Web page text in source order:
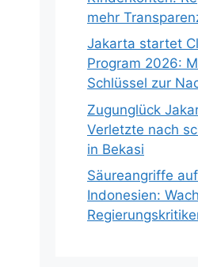
mehr
Jakarta startet
Program 2026:
Schlüssel zur
Zugunglück
Verletzte nach
in Bekasi
Säureangriffe
Indonesien: